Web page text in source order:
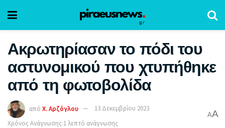
Ακρωτηρίασαν το πόδι του
αστυνομικού που χτυπήθηκε
από τη φωτοβολίδα
από Χ. Αρζόγλου
13 Δεκεμβρίου 2023
Χρόνος Ανάγνωσης:1 λεπτό ανάγνωσης
AA